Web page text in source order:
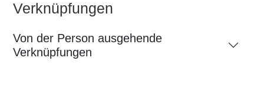
Verknüpfungen
Von der Person ausgehende
Verknüpfungen